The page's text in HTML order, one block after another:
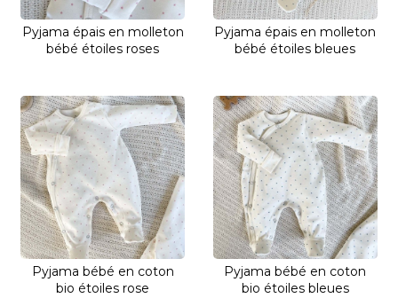
Pyjama épais en molleton
bébé étoiles roses
Pyjama épais en molleton
bébé étoiles bleues
Pyjama bébé en coton
bio étoiles rose
Pyjama bébé en coton
bio étoiles bleues